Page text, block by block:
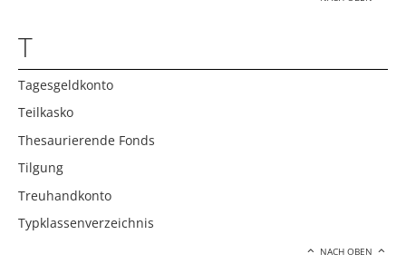
T
Tagesgeldkonto
Teilkasko
Thesaurierende Fonds
Tilgung
Treuhandkonto
Typklassenverzeichnis
NACH OBEN